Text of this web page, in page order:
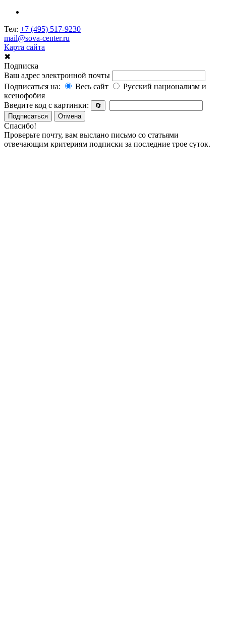
Тел: +7 (495) 517-9230
mail@sova-center.ru
Карта сайта
✖
Подписка
Ваш адрес электронной почты
Подписаться на:
Весь сайт
Русский национализм и
ксенофобия
Введите код с картинки:
🔄
Подписаться
Отмена
Спасибо!
Проверьте почту, вам выслано письмо со статьями
отвечающим критериям подписки за последние трое суток.